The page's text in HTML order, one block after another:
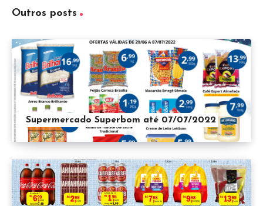
Outros posts
Supermercado Superbom até 07/07/2022